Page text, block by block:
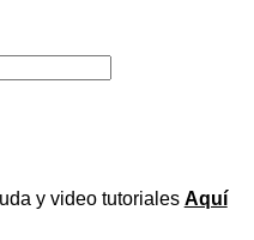
y video tutoriales Aquí